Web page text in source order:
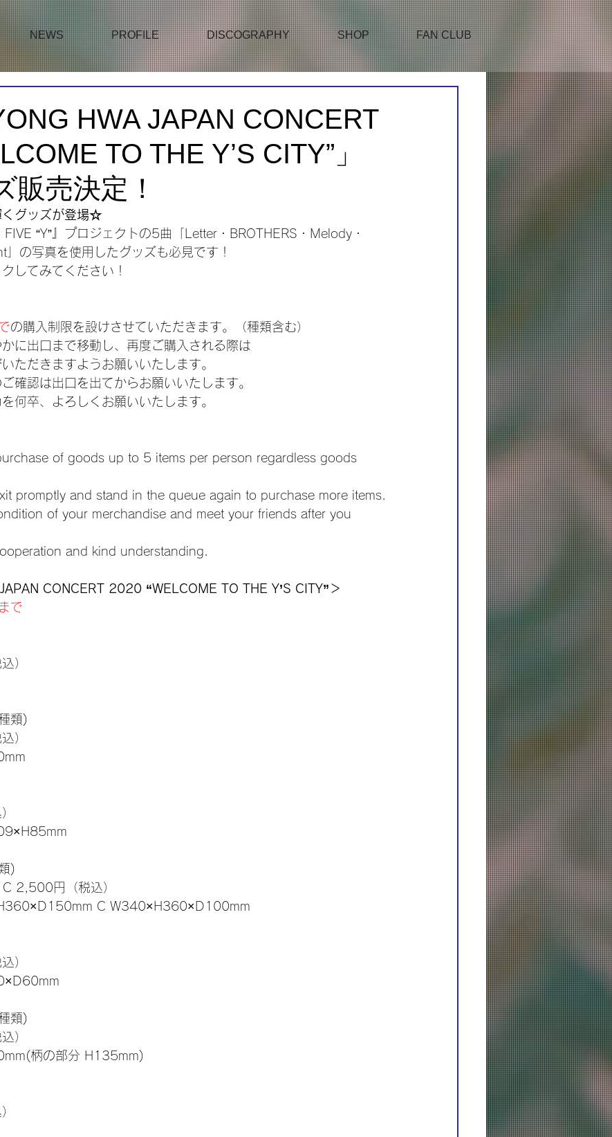
NEWS PROFILE DISCOGRAPHY SHOP FAN CLUB
HWA JAPAN CONCERT
TO THE Y’S CITY”」
販売決定！
くグッズが登場☆
“Y”』プロジェクトの5曲「Letter・BROTHERS・Melody・
」の写真を使用したグッズも必見です！
してみてください！
の購入制限を設けさせていただきます。（種類含む）
に出口まで移動し、再度ご購入される際は
ただきますようお願いいたします。
確認は出口を出てからお願いいたします。
何卒、よろしくお願いいたします。
of goods up to 5 items per person regardless goods
promptly and stand in the queue again to purchase more items.
of your merchandise and meet your friends after you
and kind understanding.
CONCERT 2020 “WELCOME TO THE Y’S CITY”＞
で
）
類)
）
)
2,500円（税込）
C W340×H360×D100mm
）
類)
）
柄の部分 H135mm)